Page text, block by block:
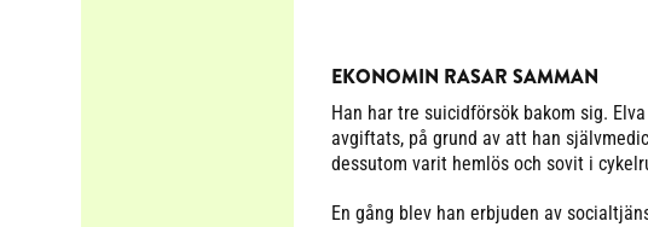
EKONOMIN RASAR SAMMAN
Han har tre suicidförsök bakom sig.
avgiftats, på grund av att han
dessutom varit hemlös och sovit i
En gång blev han erbjuden av